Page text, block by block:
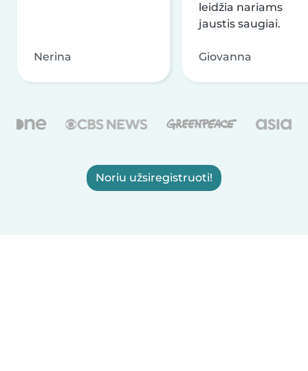
Nerina
leidžia nariams
jaustis saugiai.
Giovanna
Noriu užsiregistruoti!